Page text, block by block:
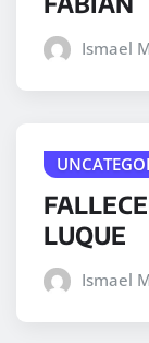
Ismael
LUQUE
Ismael